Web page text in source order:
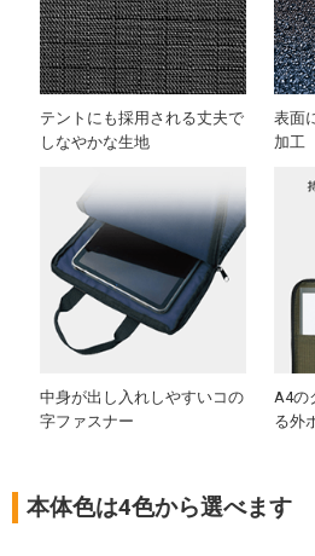
テントにも採用される丈夫で
しなやかな生地
表面
加工
中身が出し入れしやすいコの
字ファスナー
A4の
る外
本体色は4色から選べます